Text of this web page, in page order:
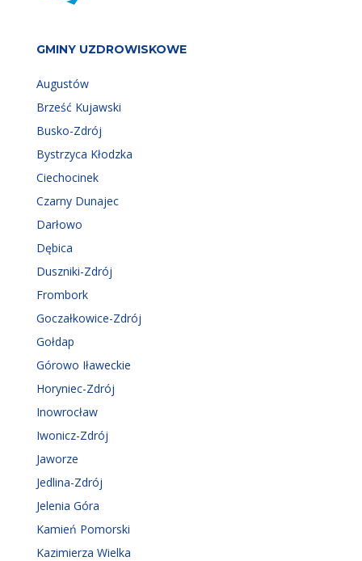
GMINY UZDROWISKOWE
Augustów
Brześć Kujawski
Busko-Zdrój
Bystrzyca Kłodzka
Ciechocinek
Czarny Dunajec
Darłowo
Dębica
Duszniki-Zdrój
Frombork
Goczałkowice-Zdrój
Gołdap
Górowo Iławeckie
Horyniec-Zdrój
Inowrocław
Iwonicz-Zdrój
Jaworze
Jedlina-Zdrój
Jelenia Góra
Kamień Pomorski
Kazimierza Wielka